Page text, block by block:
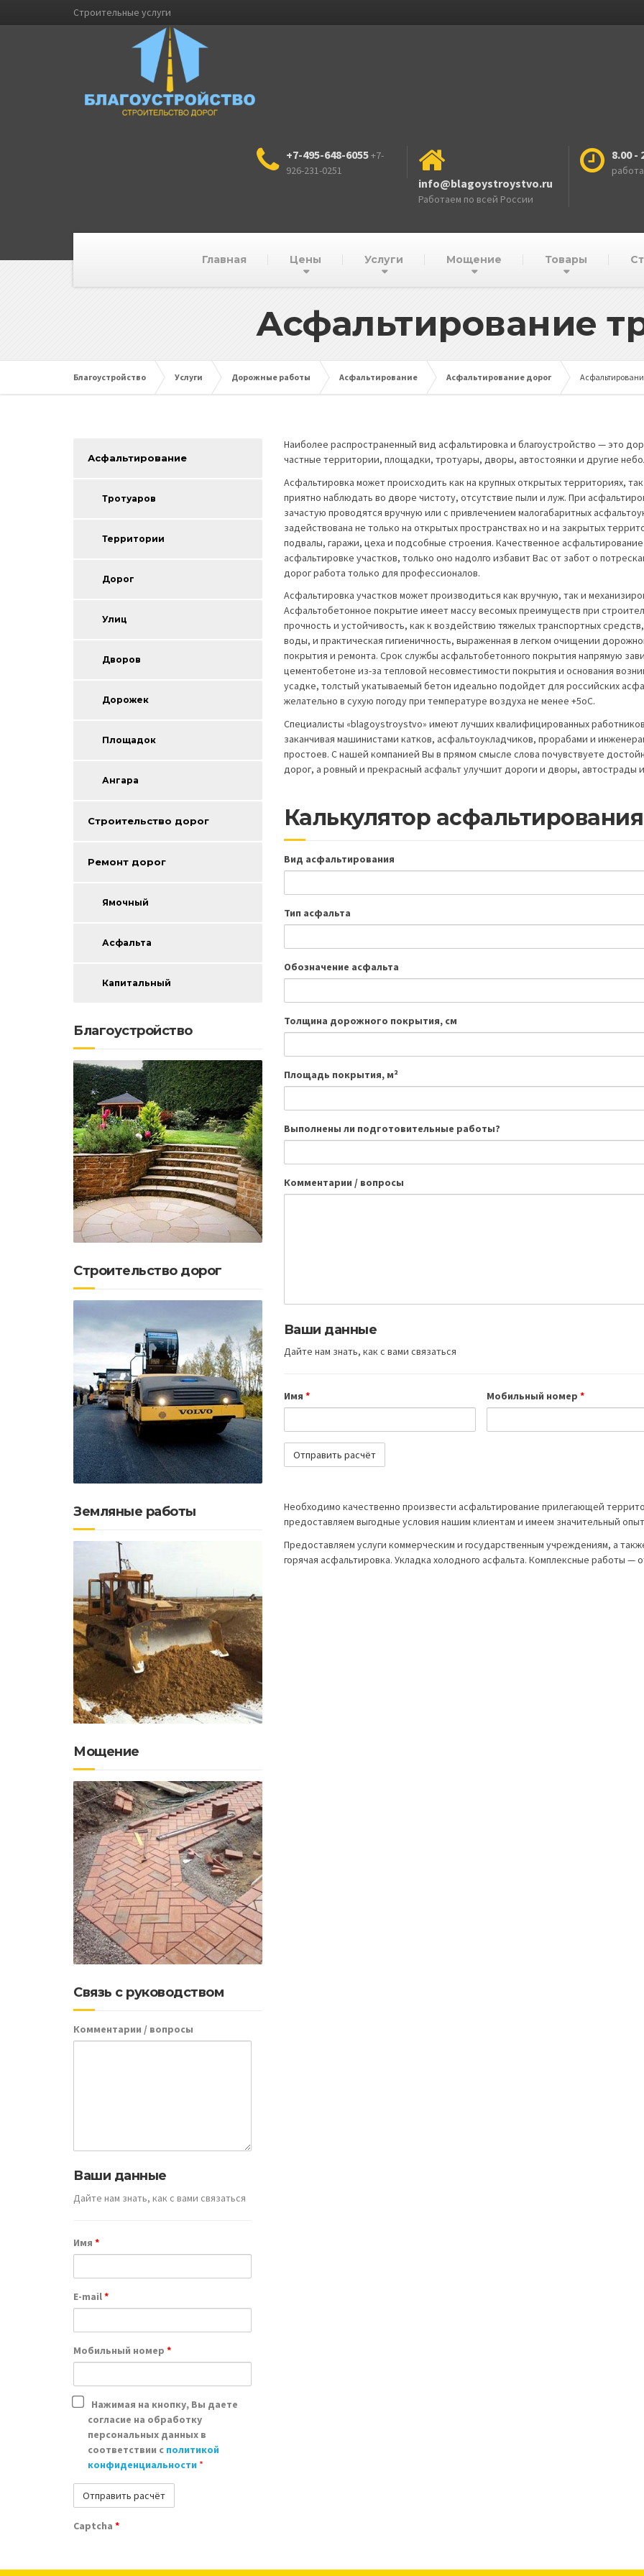
Строительные услуги
+7-495-648-6055+7-
926-231-0251
info@blagoystroystvo.ru
Работаем по всей России
8.00 -
Главная Цены Услуги Мощение Товары
Асфальтирование
Благоустройство Услуги Дорожные работы Асфальтирование Асфальтирование дорог
Наиболее распространенный вид асфальтировка и благоустройство — это
частные территории, площадки, тротуары, дворы, автостоянки и другие
Асфальтировка может происходить как на крупных открытых территориях,
приятно наблюдать во дворе чистоту, отсутствие пыли и луж. При
зачастую проводятся вручную или с привлечением малогабаритных
задействована не только на открытых пространствах но и на закрытых
подвалы, гаражи, цеха и подсобные строения. Качественное
асфальтировке участков, только оно надолго избавит Вас от забот о
дорог работа только для профессионалов.
Асфальтировка участков может производиться как вручную, так и
Асфальтобетонное покрытие имеет массу весомых преимуществ при
прочность и устойчивость, как к воздействию тяжелых транспортных
воды, и практическая гигиеничность, выраженная в легком очищении
покрытия и ремонта. Срок службы асфальтобетонного покрытия напрямую
цементобетоне из-за тепловой несовместимости покрытия и основания
усадке, толстый укатываемый бетон идеально подойдет для российских
желательно в сухую погоду при температуре воздуха не менее +5oC.
Специалисты «blagoystroystvo» имеют лучших квалифицированных
заканчивая машинистами катков, асфальтоукладчиков, прорабами и
простоев. С нашей компанией Вы в прямом смысле слова почувствуете
дорог, а ровный и прекрасный асфальт улучшит дороги и дворы, автострады
Калькулятор асфальтирования
Вид асфальтирования
Тип асфальта
Обозначение асфальта
Толщина дорожного покрытия, см
Площадь покрытия, м²
Выполнены ли подготовительные работы?
Комментарии / вопросы
Ваши данные
Дайте нам знать, как с вами связаться
Имя * Мобильный номер *
Необходимо качественно произвести асфальтирование прилегающей
предоставляем выгодные условия нашим клиентам и имеем значительный
Предоставляем услуги коммерческим и государственным учреждениям, а
горячая асфальтировка. Укладка холодного асфальта. Комплексные работы —
Асфальтирование
Тротуаров
Территории
Дорог
Улиц
Дворов
Дорожек
Площадок
Ангара
Строительство дорог
Ремонт дорог
Ямочный
Асфальта
Капитальный
Благоустройство
Строительство дорог
Земляные работы
Мощение
Связь с руководством
Комментарии / вопросы
Ваши данные
Дайте нам знать, как с вами связаться
Имя *
E-mail*
Мобильный номер *
Нажимая на кнопку, Вы даете
согласие на обработку
персональных данных в
соответствии с политикой
конфиденциальности *
Captcha *